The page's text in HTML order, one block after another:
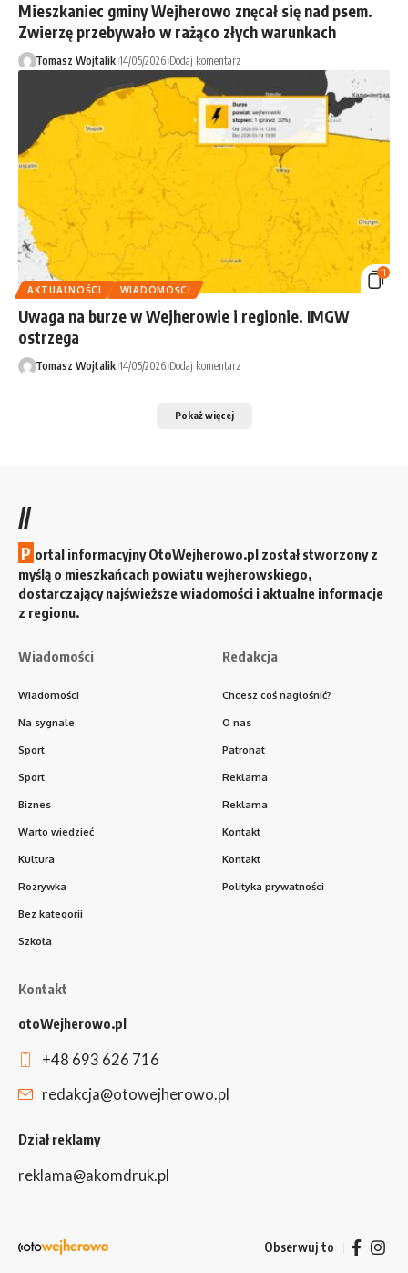
Mieszkaniec gminy Wejherowo znęcał się nad psem.
Zwierzę przebywało w rażąco złych warunkach
Tomasz Wojtalik 14/05/2026 Dodaj komentarz
11
AKTUALNOŚCI
WIADOMOŚCI
Uwaga na burze w Wejherowie i regionie. IMGW
ostrzega
Tomasz Wojtalik 14/05/2026 Dodaj komentarz
Pokaż więcej
//
P ortal informacyjny OtoWejherowo.pl został stworzony z
myślą o mieszkańcach powiatu wejherowskiego,
dostarczający najświeższe wiadomości i aktualne informacje
z regionu.
Wiadomości
Wiadomości
Na sygnale
Sport
Sport
Biznes
Warto wiedzieć
Kultura
Rozrywka
Bez kategorii
Szkoła
Redakcja
Chcesz coś nagłośnić?
O nas
Patronat
Reklama
Reklama
Kontakt
Kontakt
Polityka prywatności
Kontakt
otoWejherowo.pl
+48 693 626 716
redakcja@otowejherowo.pl
Dział reklamy
reklama@akomdruk.pl
Obserwuj to